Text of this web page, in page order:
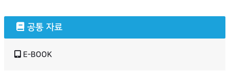
공통 자료
E-BOOK